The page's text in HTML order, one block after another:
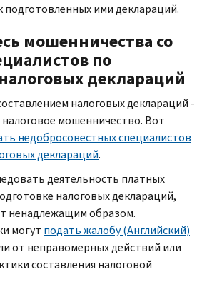
подготовленных ими деклараций.
мошенничества со
по
деклараций
налоговых деклараций -
мошенничество. Вот
недобросовестных специалистов
деклараций.
деятельность платных
налоговых деклараций,
ненадлежащим образом.
могут подать жалобу (Английский)
от неправомерных действий или
составления налоговой